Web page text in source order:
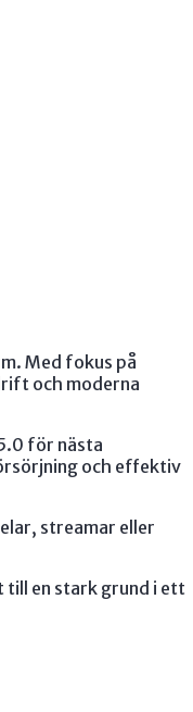
Med fokus på
och moderna
för nästa
och effektiv
streamar eller
en stark grund i ett